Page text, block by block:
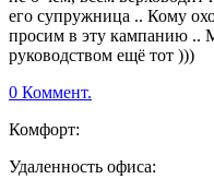
его супружница .. Кому
просим в эту кампанию ..
руководством ещё тот )))
0 Коммент.
Комфорт:
Удаленность офиса: